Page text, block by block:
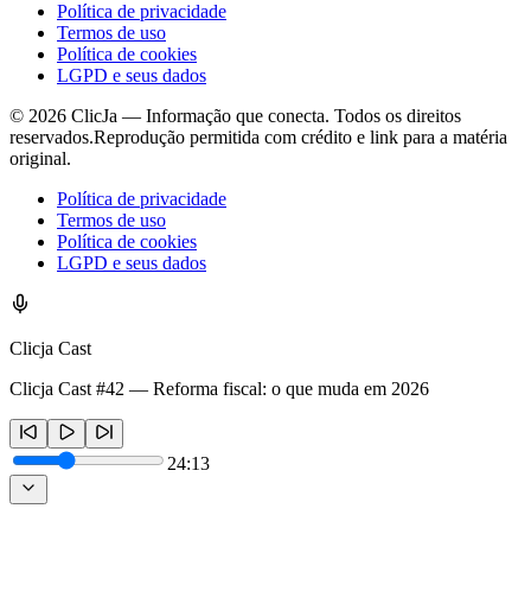
Política de privacidade
Termos de uso
Política de cookies
LGPD e seus dados
© 2026 ClicJa — Informação que conecta. Todos os direitos
reservados.Reprodução permitida com crédito e link para a matéria
original.
Política de privacidade
Termos de uso
Política de cookies
LGPD e seus dados
Clicja Cast
Clicja Cast #42 — Reforma fiscal: o que muda em 2026
24:13